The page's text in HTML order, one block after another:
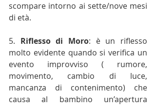
scompare intorno ai sette/nove mesi
di età.
5. Riflesso di Moro: è un riflesso
molto evidente quando si verifica un
evento improvviso ( rumore,
movimento, cambio di luce,
mancanza di contenimento) che
causa al bambino un’apertura